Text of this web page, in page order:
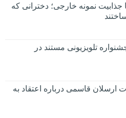
جذابیت نمونه خارجی؛ دخترانی که
تلویزیونی مستند در
قاسمی درباره اعتقاد به